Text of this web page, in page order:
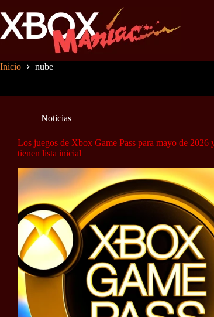
al
contenido
Inicio nube
Noticias
Los juegos de Xbox Game Pass para mayo de 2026
tienen lista inicial